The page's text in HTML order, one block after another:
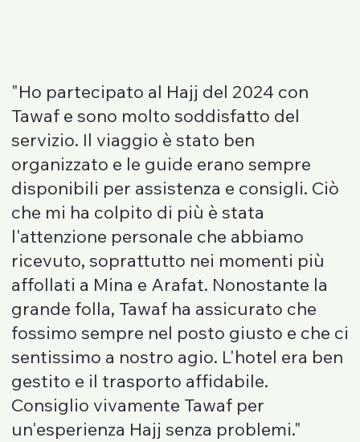
"Ho partecipato al Hajj del 2024 con
Tawaf e sono molto soddisfatto del
servizio. Il viaggio è stato ben
organizzato e le guide erano sempre
disponibili per assistenza e consigli. Ciò
che mi ha colpito di più è stata
l'attenzione personale che abbiamo
ricevuto, soprattutto nei momenti più
affollati a Mina e Arafat. Nonostante la
grande folla, Tawaf ha assicurato che
fossimo sempre nel posto giusto e che ci
sentissimo a nostro agio. L'hotel era ben
gestito e il trasporto affidabile.
Consiglio vivamente Tawaf per
un'esperienza Hajj senza problemi."